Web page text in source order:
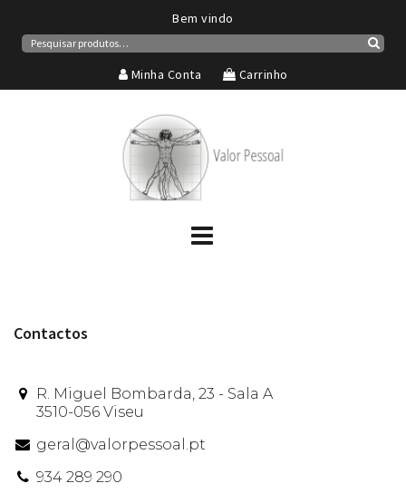
Bem vindo
Pesquisar
Minha Conta Carrinho
Contactos
R. Miguel Bombarda, 23 - Sala A
3510-056 Viseu
geral@valorpessoal.pt
934 289 290